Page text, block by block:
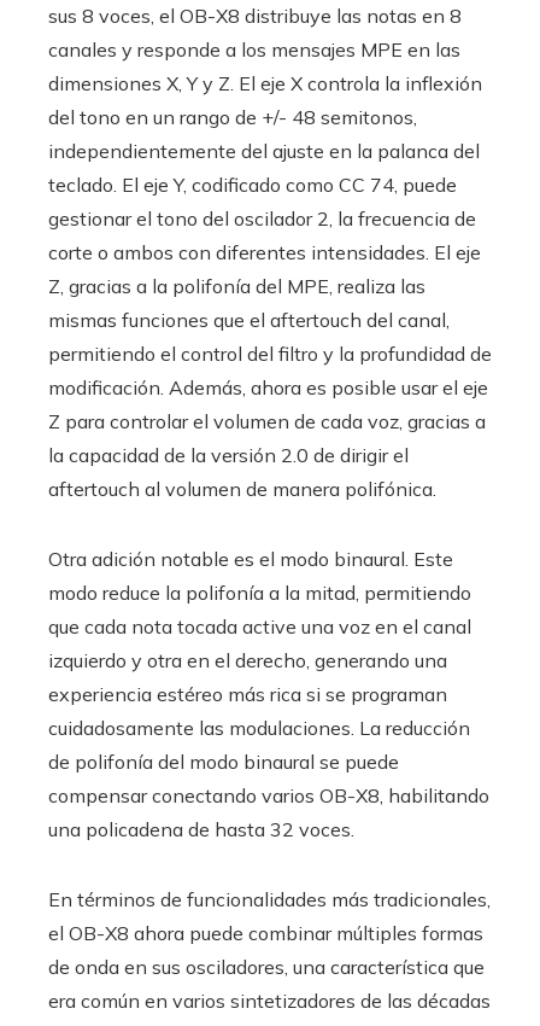
sus 8 voces, el OB-X8 distribuye las notas en 8
canales y responde a los mensajes MPE en las
dimensiones X, Y y Z. El eje X controla la inflexión
del tono en un rango de +/- 48 semitonos,
independientemente del ajuste en la palanca del
teclado. El eje Y, codificado como CC 74, puede
gestionar el tono del oscilador 2, la frecuencia de
corte o ambos con diferentes intensidades. El eje
Z, gracias a la polifonía del MPE, realiza las
mismas funciones que el aftertouch del canal,
permitiendo el control del filtro y la profundidad de
modificación. Además, ahora es posible usar el eje
Z para controlar el volumen de cada voz, gracias a
la capacidad de la versión 2.0 de dirigir el
aftertouch al volumen de manera polifónica.
Otra adición notable es el modo binaural. Este
modo reduce la polifonía a la mitad, permitiendo
que cada nota tocada active una voz en el canal
izquierdo y otra en el derecho, generando una
experiencia estéreo más rica si se programan
cuidadosamente las modulaciones. La reducción
de polifonía del modo binaural se puede
compensar conectando varios OB-X8, habilitando
una policadena de hasta 32 voces.
En términos de funcionalidades más tradicionales,
el OB-X8 ahora puede combinar múltiples formas
de onda en sus osciladores, una característica que
era común en varios sintetizadores de las décadas